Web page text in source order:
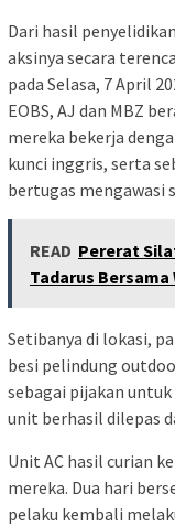
Dari hasil
aksinya secara
pada Selasa, 7 April
EOBS, AJ dan MBZ
mereka bekerja
kunci inggris, serta
bertugas mengawasi
READ Pererat
Tadarus
Setibanya di lokasi,
besi pelindung
sebagai pijakan
unit berhasil dilepas
Unit AC hasil curian
mereka. Dua hari
pelaku kembali